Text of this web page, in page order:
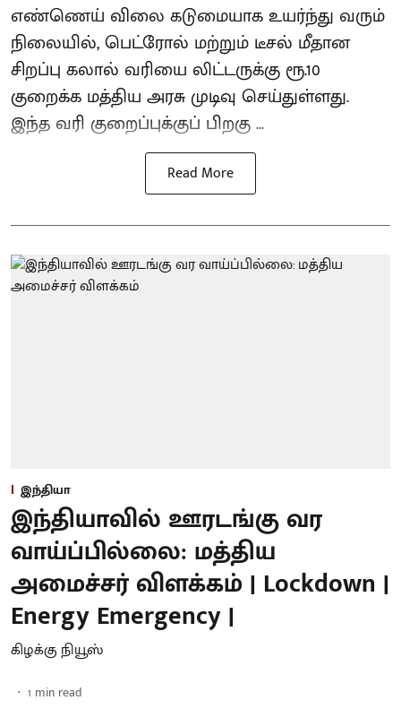
எண்ணெய் விலை கடுமையாக உயர்ந்து வரும்
நிலையில், பெட்ரோல் மற்றும் டீசல் மீதான
சிறப்பு கலால் வரியை லிட்டருக்கு ரூ.10
குறைக்க மத்திய அரசு முடிவு செய்துள்ளது.
இந்த வரி குறைப்புக்குப் பிறகு ...
Read More
இந்தியா
இந்தியாவில் ஊரடங்கு வர
வாய்ப்பில்லை: மத்திய
அமைச்சர் விளக்கம் | Lockdown |
Energy Emergency |
கிழக்கு நியூஸ்
1 min read